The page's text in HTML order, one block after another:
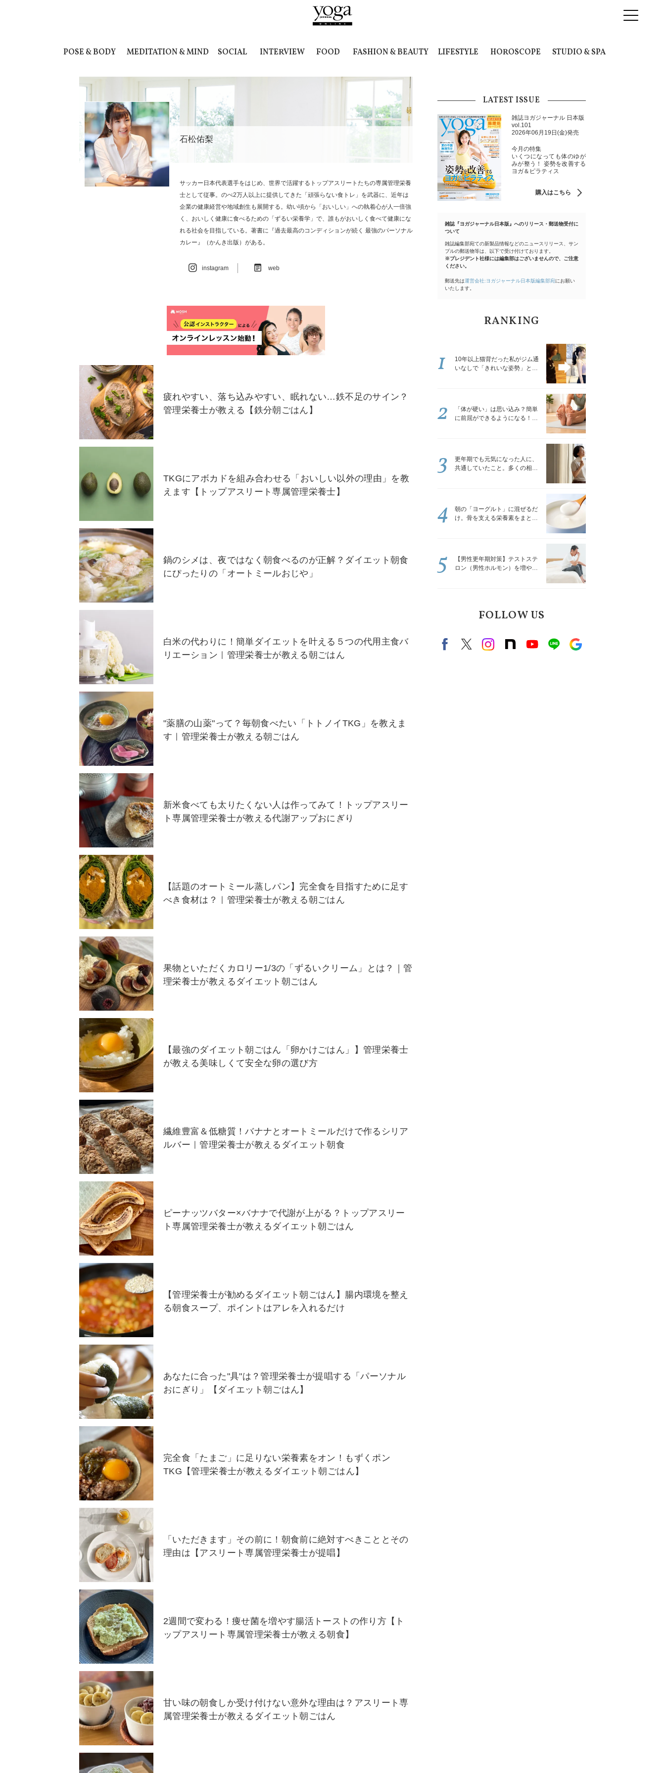
POSE & BODY MEDITATION & MIND SOCIAL INTERVIEW FOOD FASHION & BEAUTY LIFESTYLE HOROSCOPE STUDIO & SPA
石松佑梨
サッカー日本代表選手をはじめ、世界で活躍するトップアスリートたちの専属管理栄養
士として従事。のべ2万人以上に提供してきた「頑張らない食トレ」を武器に、近年は
企業の健康経営や地域創生も展開する。幼い頃から「おいしい」への執着心が人一倍強
く、おいしく健康に食べるための「ずるい栄養学」で、誰もがおいしく食べて健康にな
れる社会を目指している。著書に『過去最高のコンディションが続く 最強のパーソナル
カレー』（かんき出版）がある。
instagram web
疲れやすい、落ち込みやすい、眠れない…鉄不足のサイン？
管理栄養士が教える【鉄分朝ごはん】
TKGにアボカドを組み合わせる「おいしい以外の理由」を教
えます【トップアスリート専属管理栄養士】
鍋のシメは、夜ではなく朝食べるのが正解？ダイエット朝食
にぴったりの「オートミールおじや」
白米の代わりに！簡単ダイエットを叶える５つの代用主食バ
リエーション｜管理栄養士が教える朝ごはん
"薬膳の山薬"って？毎朝食べたい「トトノイTKG」を教えま
す｜管理栄養士が教える朝ごはん
新米食べても太りたくない人は作ってみて！トップアスリー
ト専属管理栄養士が教える代謝アップおにぎり
【話題のオートミール蒸しパン】完全食を目指すために足す
べき食材は？｜管理栄養士が教える朝ごはん
果物といただくカロリー1/3の「ずるいクリーム」とは？｜管
理栄養士が教えるダイエット朝ごはん
【最強のダイエット朝ごはん「卵かけごはん」】管理栄養士
が教える美味しくて安全な卵の選び方
繊維豊富＆低糖質！バナナとオートミールだけで作るシリア
ルバー｜管理栄養士が教えるダイエット朝食
ピーナッツバター×バナナで代謝が上がる？トップアスリー
ト専属管理栄養士が教えるダイエット朝ごはん
【管理栄養士が勧めるダイエット朝ごはん】腸内環境を整え
る朝食スープ、ポイントはアレを入れるだけ
あなたに合った"具"は？管理栄養士が提唱する「パーソナル
おにぎり」【ダイエット朝ごはん】
完全食「たまご」に足りない栄養素をオン！もずくポン
TKG【管理栄養士が教えるダイエット朝ごはん】
「いただきます」その前に！朝食前に絶対すべきこととその
理由は【アスリート専属管理栄養士が提唱】
2週間で変わる！痩せ菌を増やす腸活トーストの作り方【ト
ップアスリート専属管理栄養士が教える朝食】
甘い味の朝食しか受け付けない意外な理由は？アスリート専
属管理栄養士が教えるダイエット朝ごはん
LATEST ISSUE
雑誌ヨガジャーナル 日本版
vol.101
2026年06月19日(金)発売
今月の特集
いくつになっても体のゆが
みが整う！ 姿勢を改善する
ヨガ＆ピラティス
購入はこちら
雑誌『ヨガジャーナル日本版』へのリリース・郵送物受付に
ついて
雑誌編集部宛ての新製品情報などのニュースリリース、サン
プルの郵送物等は、以下で受け付けております。
※プレジデント社様には編集部はございませんので、ご注意
ください。
郵送先は運営会社:ヨガジャーナル日本版編集部宛にお願い
いたします。
RANKING
10年以上猫背だった私がジム通
いなしで「きれいな姿勢」と褒
1
「体が硬い」は思い込み？簡単
に前屈ができるようになる！腿
2
更年期でも元気になった人に、
共通していたこと。多くの相談
3
朝の「ヨーグルト」に混ぜるだ
け。骨を支える栄養素をまとめ
4
【男性更年期対策】テストステ
ロン（男性ホルモン）を増やす
5
FOLLOW US
FacebookX（旧twitter）
instagram
note Youtubeline